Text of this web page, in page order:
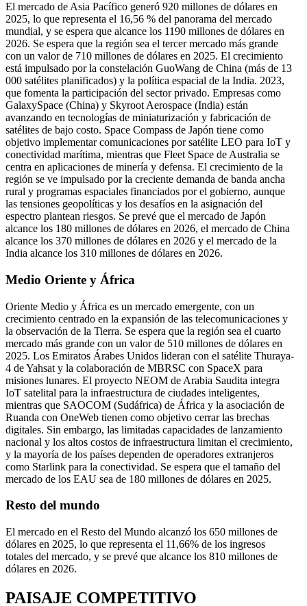
El mercado de Asia Pacífico generó 920 millones de dólares en
2025, lo que representa el 16,56 % del panorama del mercado
mundial, y se espera que alcance los 1190 millones de dólares en
2026. Se espera que la región sea el tercer mercado más grande
con un valor de 710 millones de dólares en 2025. El crecimiento
está impulsado por la constelación GuoWang de China (más de 13
000 satélites planificados) y la política espacial de la India. 2023,
que fomenta la participación del sector privado. Empresas como
GalaxySpace (China) y Skyroot Aerospace (India) están
avanzando en tecnologías de miniaturización y fabricación de
satélites de bajo costo. Space Compass de Japón tiene como
objetivo implementar comunicaciones por satélite LEO para IoT y
conectividad marítima, mientras que Fleet Space de Australia se
centra en aplicaciones de minería y defensa. El crecimiento de la
región se ve impulsado por la creciente demanda de banda ancha
rural y programas espaciales financiados por el gobierno, aunque
las tensiones geopolíticas y los desafíos en la asignación del
espectro plantean riesgos. Se prevé que el mercado de Japón
alcance los 180 millones de dólares en 2026, el mercado de China
alcance los 370 millones de dólares en 2026 y el mercado de la
India alcance los 310 millones de dólares en 2026.
Medio Oriente y África
Oriente Medio y África es un mercado emergente, con un
crecimiento centrado en la expansión de las telecomunicaciones y
la observación de la Tierra. Se espera que la región sea el cuarto
mercado más grande con un valor de 510 millones de dólares en
2025. Los Emiratos Árabes Unidos lideran con el satélite Thuraya-
4 de Yahsat y la colaboración de MBRSC con SpaceX para
misiones lunares. El proyecto NEOM de Arabia Saudita integra
IoT satelital para la infraestructura de ciudades inteligentes,
mientras que SAOCOM (Sudáfrica) de África y la asociación de
Ruanda con OneWeb tienen como objetivo cerrar las brechas
digitales. Sin embargo, las limitadas capacidades de lanzamiento
nacional y los altos costos de infraestructura limitan el crecimiento,
y la mayoría de los países dependen de operadores extranjeros
como Starlink para la conectividad. Se espera que el tamaño del
mercado de los EAU sea de 180 millones de dólares en 2025.
Resto del mundo
El mercado en el Resto del Mundo alcanzó los 650 millones de
dólares en 2025, lo que representa el 11,66% de los ingresos
totales del mercado, y se prevé que alcance los 810 millones de
dólares en 2026.
PAISAJE COMPETITIVO